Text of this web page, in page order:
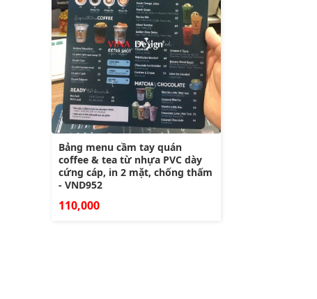
Bảng menu cầm tay quán
coffee & tea từ nhựa PVC dày
cứng cáp, in 2 mặt, chống thấm
- VND952
110,000